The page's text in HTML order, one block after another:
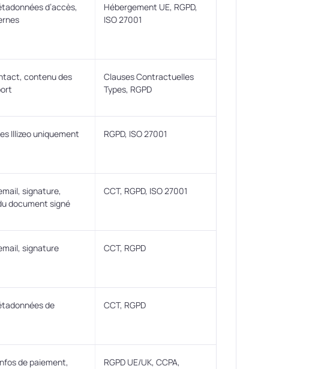
d’accès,
Hébergement UE, RGPD,
ISO 27001
contenu des
Clauses Contractuelles
Types, RGPD
Illizeo uniquement RGPD, ISO 27001
signature,
document signé
CCT, RGPD, ISO 27001
signature
CCT, RGPD
de
CCT, RGPD
de paiement,
RGPD UE/UK, CCPA,